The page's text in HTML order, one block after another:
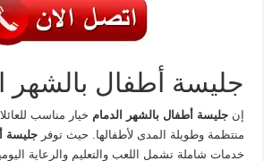
جليسة أطفال بالشهر
إنجليسة أطفال بالشهر الدمام خيار مناسب
منتظمة وطويلة المدى لأطفالها. حيث توفرجليسة
خدمات شاملة تشمل اللعب والتعليم والرعاية